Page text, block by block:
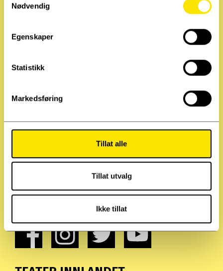
Nødvendig
Egenskaper
Statistikk
Markedsføring
Tillat alle
Tillat utvalg
Ikke tillat